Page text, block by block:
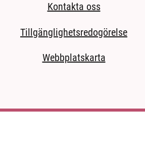
Kontakta oss
Tillgänglighetsredogörelse
Webbplatskarta